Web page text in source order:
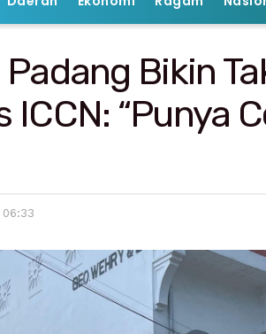
Padang Bikin
ICCN: “Punya